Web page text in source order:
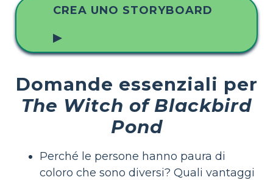
CREA UNO STORYBOARD
▶
Domande essenziali per
The Witch of Blackbird
Pond
Perché le persone hanno paura di
coloro che sono diversi? Quali vantaggi